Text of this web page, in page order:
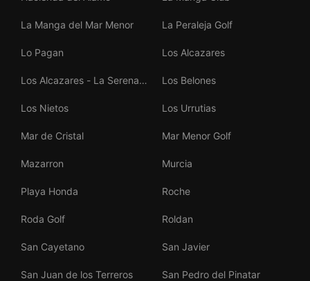
La Manga del Mar Menor La Peraleja Golf
Lo Pagan Los Alcazares
Los Alcazares - La Serena
Los Belones
Los Nietos Los Urrutias
Mar de Cristal Mar Menor Golf
Mazarron Murcia
Playa Honda Roche
Roda Golf Roldan
San Cayetano San Javier
San Juan de los Terreros San Pedro del Pinatar